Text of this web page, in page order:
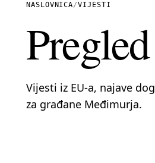
Vijesti
Publikacije
Linkovi
NASLOVNICA/VIJESTI
Vijesti iz EU-a, najave
za građane Međimurja.